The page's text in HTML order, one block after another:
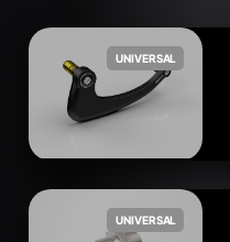
UNIVERSAL
UNIVERSAL